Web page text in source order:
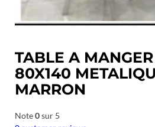
TABLE A
80X140
MARRON
Note0sur 5